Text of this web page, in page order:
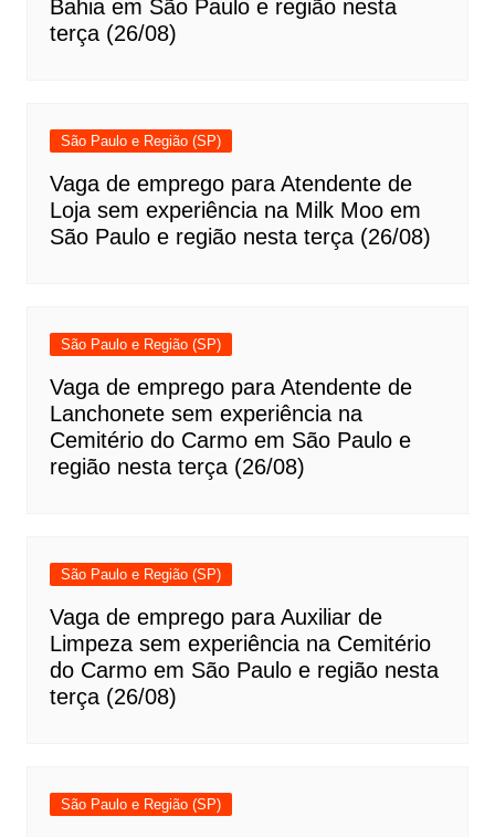
Bahia em São Paulo e região nesta
terça (26/08)
São Paulo e Região (SP)
Vaga de emprego para Atendente de
Loja sem experiência na Milk Moo em
São Paulo e região nesta terça (26/08)
São Paulo e Região (SP)
Vaga de emprego para Atendente de
Lanchonete sem experiência na
Cemitério do Carmo em São Paulo e
região nesta terça (26/08)
São Paulo e Região (SP)
Vaga de emprego para Auxiliar de
Limpeza sem experiência na Cemitério
do Carmo em São Paulo e região nesta
terça (26/08)
São Paulo e Região (SP)